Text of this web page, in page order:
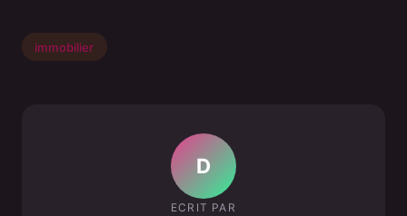
immobilier
D
ECRIT PAR